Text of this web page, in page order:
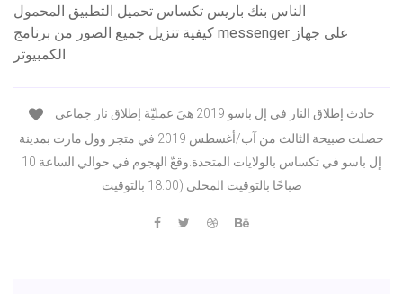
الناس بنك باريس تكساس تحميل التطبيق المحمول
كيفية تنزيل جميع الصور من برنامج messenger على جهاز
الكمبيوتر
حصلت صبيحة الثالث من آب/أغسطس 2019 في متجر وول مارت بمدينة
إل باسو في تكساس بالولايات المتحدة.وقعّ الهجوم في حوالي الساعة 10
صباحًا بالتوقيت المحلي (18:00 بالتوقيت